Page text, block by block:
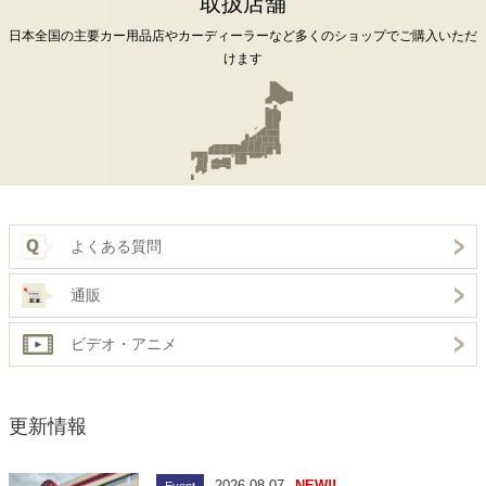
日本全国の主要カー用品店やカーディーラーなど多くのショップでご購入いただ
けます
よくある質問
通販
ビデオ・アニメ
更新情報